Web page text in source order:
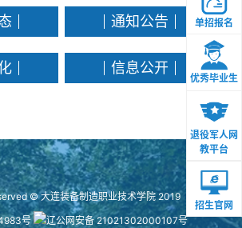
通知公告
信息公开
单招报名
优秀毕业生
退役军人网
教平台
招生官网
© 大连装备制造职业技术学院 2019
号
辽公网安备 21021302000107号